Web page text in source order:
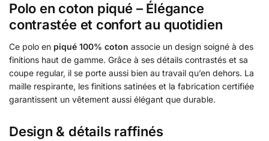
Polo en coton piqué – Élégance
contrastée et confort au quotidien
Ce polo en piqué 100% coton associe un design soigné à des
finitions haut de gamme. Grâce à ses détails contrastés et sa
coupe regular, il se porte aussi bien au travail qu’en dehors. La
maille respirante, les finitions satinées et la fabrication certifiée
garantissent un vêtement aussi élégant que durable.
Design & détails raffinés